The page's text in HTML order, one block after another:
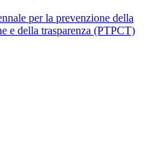
per la prevenzione della
e della trasparenza (PTPCT)